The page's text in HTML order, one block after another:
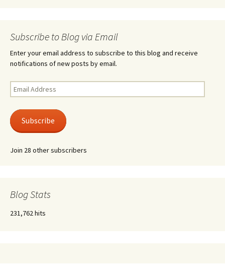
Subscribe to Blog via Email
Enter your email address to subscribe to this blog and receive
notifications of new posts by email.
Email
Address
Subscribe
Join 28 other subscribers
Blog Stats
231,762 hits